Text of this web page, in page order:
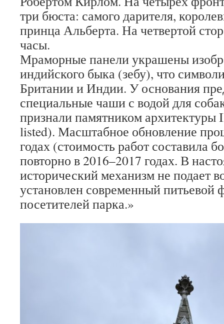
три бюста: самого дарителя,
принца Альберта. На четвертой
часы.
Мраморные панели украшены
индийского быка (зебу), что
Британии и Индии. У основания
специальные чаши с водой для
признали памятником архитектуры
listed). Масштабное обновление
годах (стоимость работ составила
повторно в 2016–2017 годах. В
исторический механизм не подает
установлен современный питьевой
посетителей парка.»